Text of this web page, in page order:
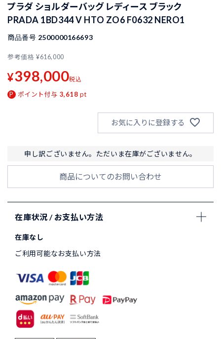
プラダ ショルダーバッグ レディース ブラック
PRADA 1BD344 V HTO ZO6 F0632 NERO1
商品番号 2500000166693
参考価格 ¥616,000
¥398,000税込
ポイント付与 3,618 pt
お気に入りに登録する
申し訳ございません。ただいま在庫がございません。
商品についてのお問い合わせ
在庫状況 / お支払い方法
在庫なし
ご利用可能なお支払い方法